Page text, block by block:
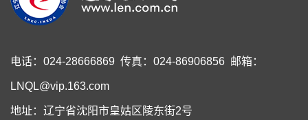
电话：024-28666869 传真：024-86906856 邮箱：
LNQL@vip.163.com
地址：辽宁省沈阳市皇姑区陵东街2号